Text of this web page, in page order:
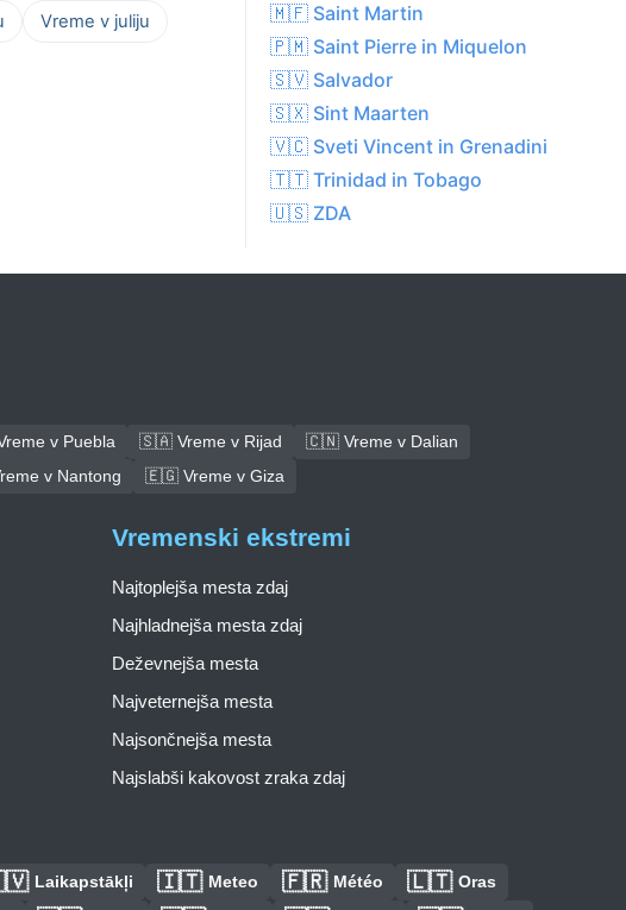
Vreme v juliju
🇲🇫 Saint Martin
🇵🇲 Saint Pierre in Miquelon
🇸🇻 Salvador
🇸🇽 Sint Maarten
🇻🇨 Sveti Vincent in Grenadini
🇹🇹 Trinidad in Tobago
🇺🇸 ZDA
v Puebla 🇸🇦 Vreme v Rijad
🇨🇳 Vreme v Dalian
v Nantong 🇪🇬 Vreme v Giza
Vremenski ekstremi
Najtoplejša mesta zdaj
Najhladnejša mesta zdaj
Deževnejša mesta
Najveternejša mesta
Najsončnejša mesta
Najslabši kakovost zraka zdaj
Laikapstākļi 🇮🇹 Meteo 🇫🇷 Météo 🇱🇹 Oras